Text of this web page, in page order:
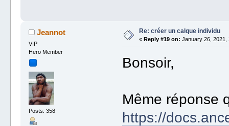
Jeannot
VIP
Hero Member
Posts: 358
Re: créer un calque individu
« Reply #19 on: January 26, 2021,
Bonsoir,
Même réponse
https://